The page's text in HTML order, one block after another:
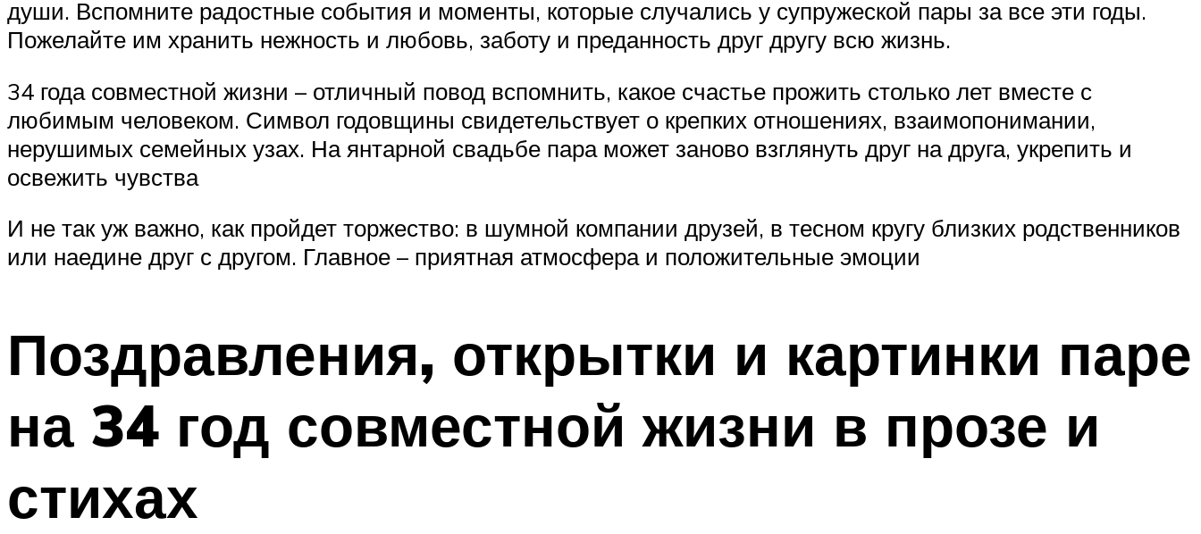
души. Вспомните радостные события и моменты, которые случались у супружеской пары за все эти годы.
Пожелайте им хранить нежность и любовь, заботу и преданность друг другу всю жизнь.
34 года совместной жизни – отличный повод вспомнить, какое счастье прожить столько лет вместе с
любимым человеком. Символ годовщины свидетельствует о крепких отношениях, взаимопонимании,
нерушимых семейных узах. На янтарной свадьбе пара может заново взглянуть друг на друга, укрепить и
освежить чувства
И не так уж важно, как пройдет торжество: в шумной компании друзей, в тесном кругу близких родственников
или наедине друг с другом. Главное – приятная атмосфера и положительные эмоции
Поздравления, открытки и картинки паре
на 34 год совместной жизни в прозе и
стихах